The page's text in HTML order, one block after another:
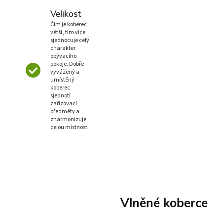
Velikost
Čím je koberec
větší, tím více
sjednocuje celý
charakter
obývacího
pokoje. Dobře
vyvážený a
umístěný
koberec
sjednotí
zařizovací
předměty a
zharmonizuje
celou místnost.
Vlněné koberce